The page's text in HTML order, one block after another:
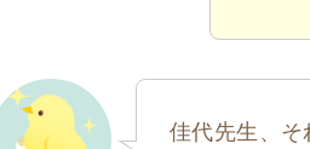
佳代先生、そ